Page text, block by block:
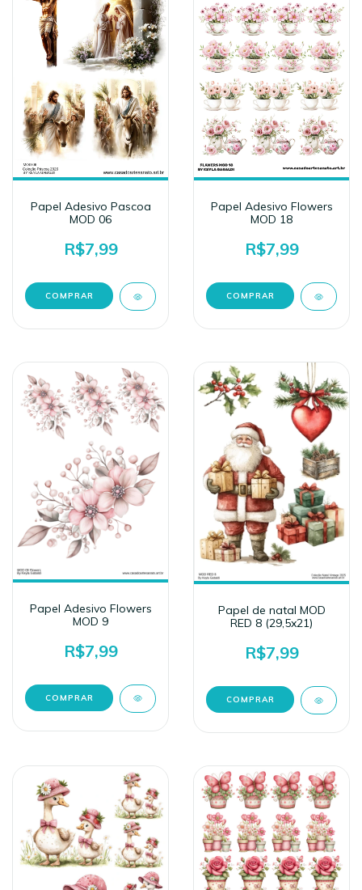
Papel Adesivo Pascoa
MOD 06
R$7,99
Papel Adesivo Flowers
MOD 18
R$7,99
Papel Adesivo Flowers
MOD 9
R$7,99
Papel de natal MOD
RED 8 (29,5x21)
R$7,99